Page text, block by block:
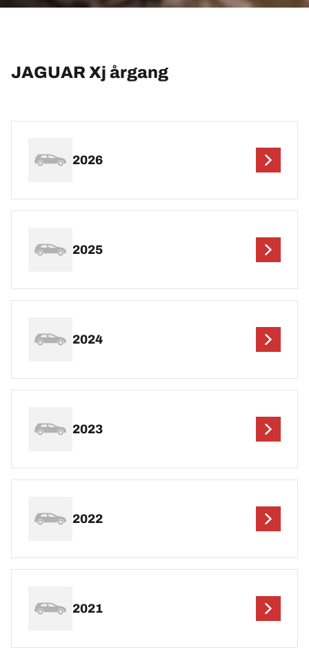
JAGUAR Xj årgang
2026
2025
2024
2023
2022
2021